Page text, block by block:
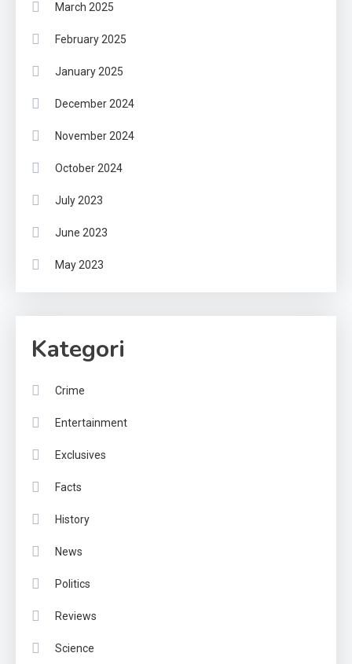
March 2025
February 2025
January 2025
December 2024
November 2024
October 2024
July 2023
June 2023
May 2023
Kategori
Crime
Entertainment
Exclusives
Facts
History
News
Politics
Reviews
Science